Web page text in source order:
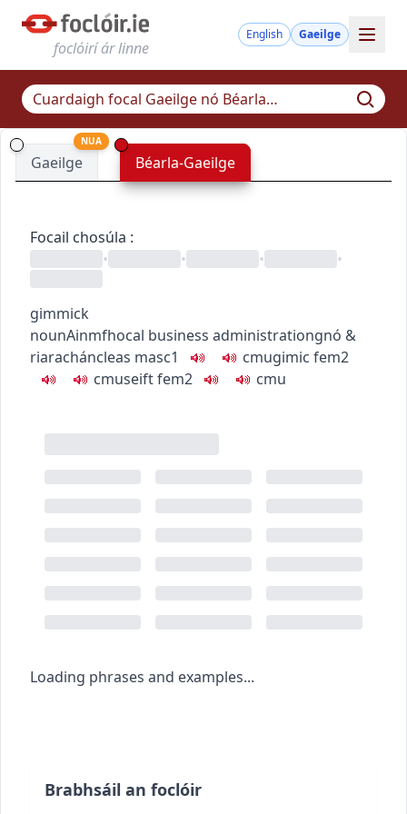
foclóirí ár linne
English Gaeilge
Gaeilge
NUA
Béarla-Gaeilge
Focail chosúla :
•
• • •
gimmick
nounAinmfhocal business administrationgnó &
riaracháncleas masc1 cmugimic fem2
cmuseiftfem2 cmu
Loading phrases and examples...
Brabhsáil an foclóir